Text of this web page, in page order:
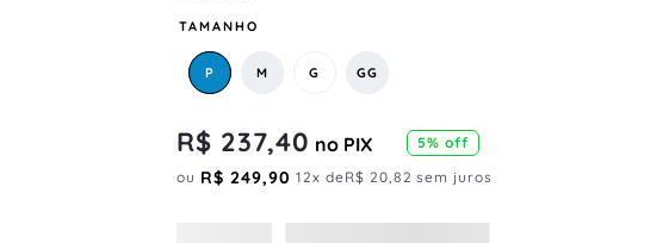
TAMANHO
P M G GG
R$ 237,40 no PIX 5% off
ou R$ 249,90 12x deR$ 20,82 sem juros